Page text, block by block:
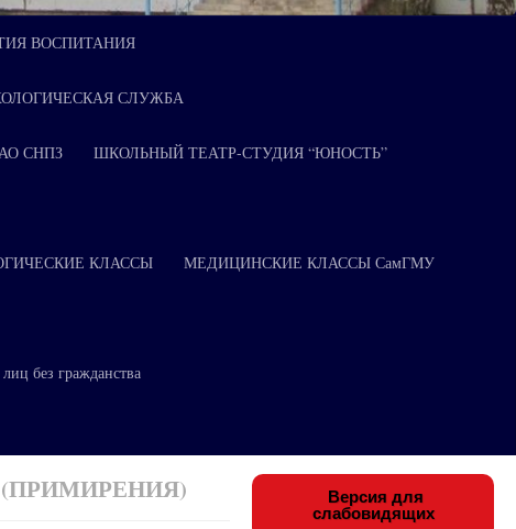
ВОСПИТАНИЯ
СЛУЖБА
СНПЗ ШКОЛЬНЫЙ ТЕАТР-СТУДИЯ “ЮНОСТЬ”
КЛАССЫ МЕДИЦИНСКИЕ КЛАССЫ СамГМУ
без гражданства
Версия для
слабовидящих